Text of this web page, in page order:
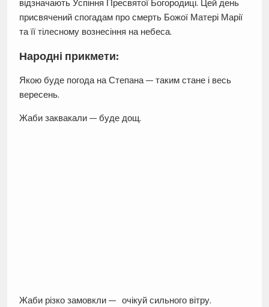
відзначають Успіння Пресвятої Богородиці. Цей день
присвячений спогадам про смерть Божої Матері Марії
та її тілесному вознесіння на небеса.
Народні прикмети:
Якою буде погода на Степана — таким стане і весь
вересень.
Жаби заквакали — буде дощ.
Жаби різко замовкли — очікуй сильного вітру.